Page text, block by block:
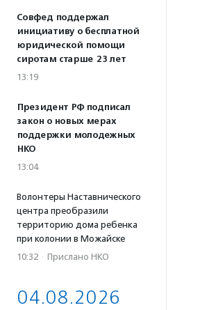
Совфед поддержал
инициативу о бесплатной
юридической помощи
сиротам старше 23 лет
13:19
Президент РФ подписал
закон о новых мерах
поддержки молодежных
НКО
13:04
Волонтеры Наставнического
центра преобразили
территорию дома ребенка
при колонии в Можайске
10:32 · Прислано НКО
04.08.2026